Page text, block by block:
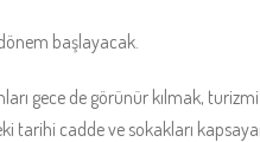
başlayacak.
gece de görünür kılmak,
tarihi cadde ve sokakları